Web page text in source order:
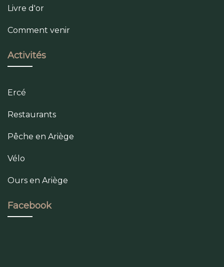
Livre d'or
Comment venir
Activités
Ercé
Restaurants
Pêche en Ariège
Vélo
Ours en Ariège
Facebook